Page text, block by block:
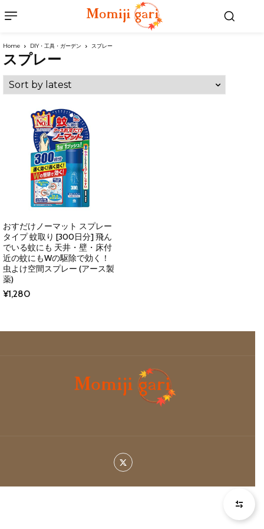
Home DIY・工具・ガーデン スプレー
スプレー
おすだけノーマット スプレー
タイプ 蚊取り [300日分] 飛ん
でいる蚊にも 天井・壁・床付
近の蚊にもWの駆除で効く！
虫よけ空間スプレー (アース製
薬)
¥1,280